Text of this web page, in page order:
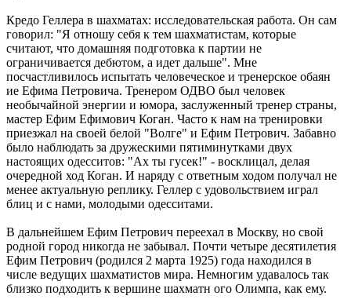
Кредо Геллера в шахматах: исследовательская работа. Он сам
говорил: "Я отношу себя к тем шахматистам, которые
считают, что домашняя подготовка к партии не
ограничивается дебютом, а идет дальше". Мне
посчастливилось испытать человеческое и тренерское обаян
ие Ефима Петровича. Тренером ОДВО был человек
необычайной энергии и юмора, заслуженный тренер страны,
мастер Ефим Ефимович Коган. Часто к нам на тренировки
приезжал на своей белой "Волге" и Ефим Петрович. Забавно
было наблюдать за дружескими пятиминутками двух
настоящих одесситов: "Ах ты гусек!" - восклицал, делая
очередной ход Коган. И наряду с ответным ходом получал не
менее актуальную реплику. Геллер с удовольствием играл
блиц и с нами, молодыми одесситами.
В дальнейшем Ефим Петрович переехал в Москву, но свой
родной город никогда не забывал. Почти четыре десятилетия
Ефим Петрович (родился 2 марта 1925) года находился в
числе ведущих шахматистов мира. Немногим удавалось так
близко подходить к вершине шахматн ого Олимпа, как ему.